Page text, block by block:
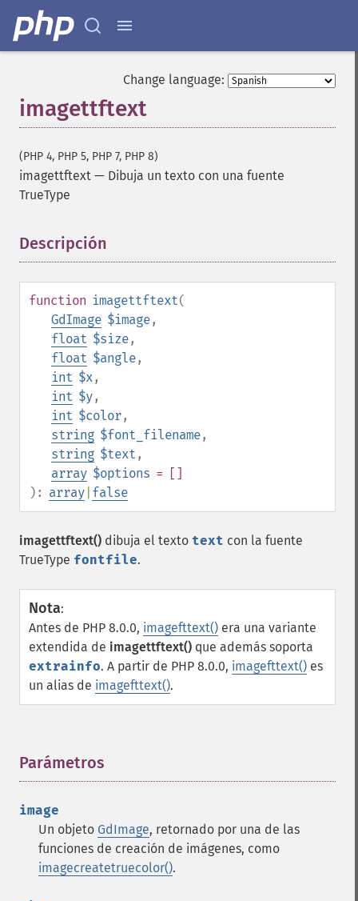
Change language:
imagettftext
(PHP 4, PHP 5, PHP 7, PHP 8)
imagettftext — Dibuja un texto con una fuente
TrueType
Descripción
function imagettftext(
GdImage $image,
float $size,
float $angle,
int $x,
int $y,
int $color,
string $font_filename,
string $text ,
array $options = []
): array false
imagettftext() dibuja el texto text con la fuente
TrueType fontfile.
Nota:
Antes de PHP 8.0.0, imagefttext() era una variante
extendida de imagettftext() que además soporta
extrainfo. A partir de PHP 8.0.0, imagefttext() es
un alias de imagefttext().
Parámetros
image
Un objeto GdImage, retornado por una de las
funciones de creación de imágenes, como
imagecreatetruecolor().